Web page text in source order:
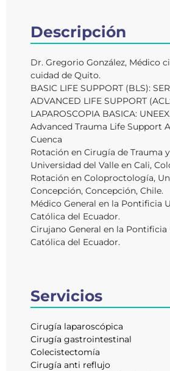
Descripción
Dr. Gregorio González, Médico
cuidad de Quito.
BASIC LIFE SUPPORT (BLS):
ADVANCED LIFE SUPPORT
LAPAROSCOPIA BASICA:
Advanced Trauma Life Support
Cuenca
Rotación en Cirugía de Trauma
Universidad del Valle en Cali,
Rotación en Coloproctología,
Concepción, Concepción, Chile.
Médico General en la Pontificia
Católica del Ecuador.
Cirujano General en la Pontificia
Católica del Ecuador.
Servicios
Cirugía laparoscópica
Cirugía gastrointestinal
Colecistectomía
Cirugía anti reflujo